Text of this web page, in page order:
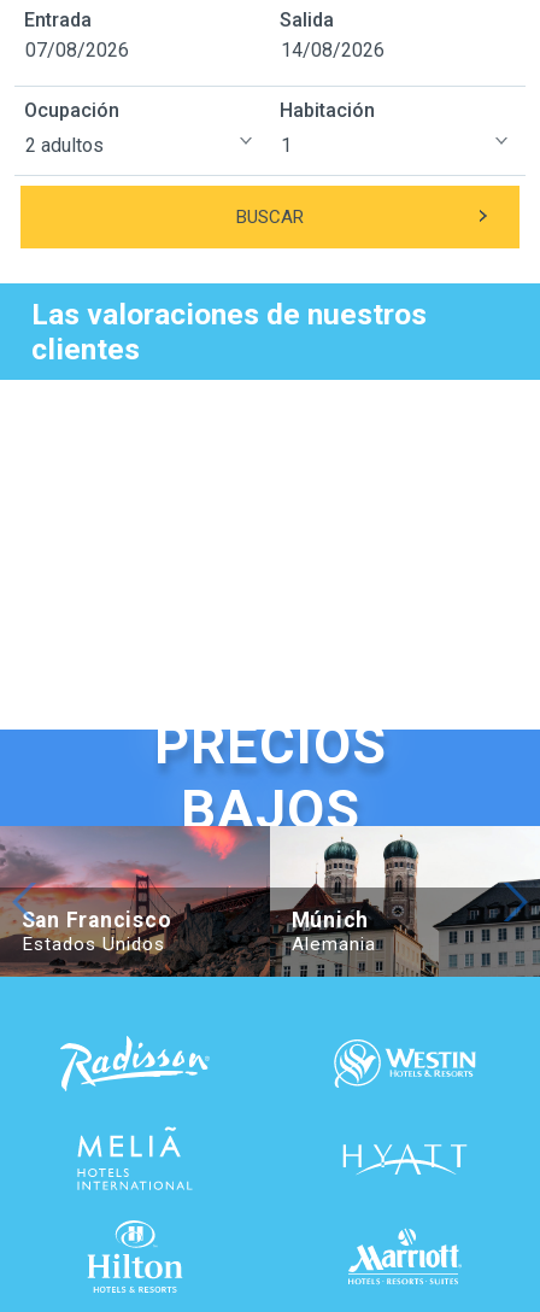
Entrada Salida
Ocupación Habitación
BUSCAR
Las valoraciones de nuestros
clientes
PRECIOS
BAJOS
Beijing Hotel Nuo Forbidden City
San Francisco
Estados Unidos
Hotel Adagio, Autograph
Múnich
Alemania